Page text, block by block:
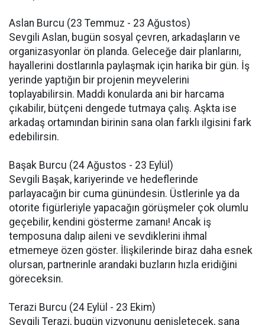
Aslan Burcu (23 Temmuz - 23 Ağustos)
Sevgili Aslan, bugün sosyal çevren, arkadaşların ve
organizasyonlar ön planda. Geleceğe dair planlarını,
hayallerini dostlarınla paylaşmak için harika bir gün. İş
yerinde yaptığın bir projenin meyvelerini
toplayabilirsin. Maddi konularda ani bir harcama
çıkabilir, bütçeni dengede tutmaya çalış. Aşkta ise
arkadaş ortamından birinin sana olan farklı ilgisini fark
edebilirsin.
Başak Burcu (24 Ağustos - 23 Eylül)
Sevgili Başak, kariyerinde ve hedeflerinde
parlayacağın bir cuma günündesin. Üstlerinle ya da
otorite figürleriyle yapacağın görüşmeler çok olumlu
geçebilir, kendini gösterme zamanı! Ancak iş
temposuna dalıp aileni ve sevdiklerini ihmal
etmemeye özen göster. İlişkilerinde biraz daha esnek
olursan, partnerinle arandaki buzların hızla eridiğini
göreceksin.
Terazi Burcu (24 Eylül - 23 Ekim)
Sevgili Terazi, bugün vizyonunu genişletecek, sana